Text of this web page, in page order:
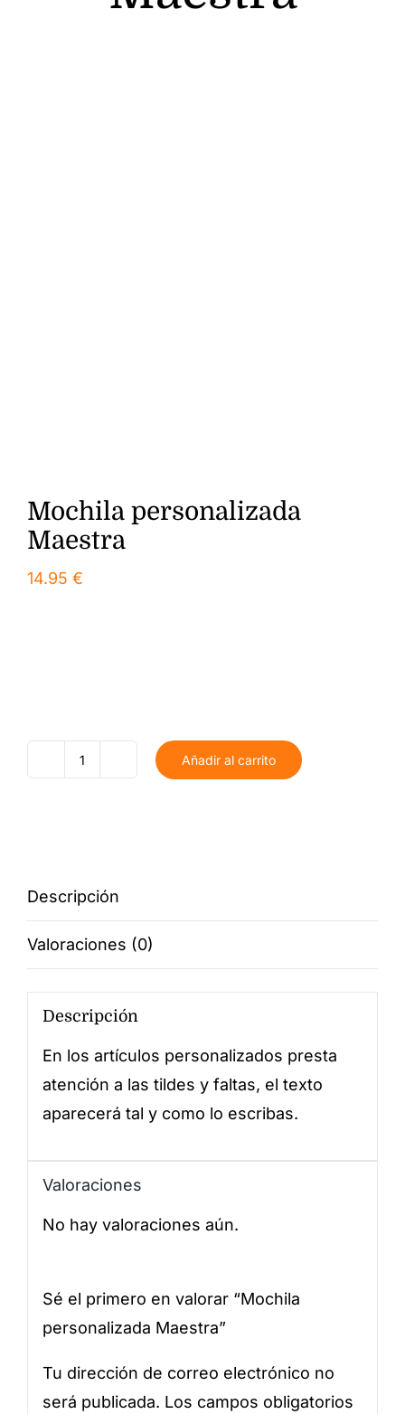
Mochila personalizada
Maestra
14.95 €
Añadir al carrito
Descripción
Valoraciones (0)
Descripción
En los artículos personalizados presta
atención a las tildes y faltas, el texto
aparecerá tal y como lo escribas.
Valoraciones
No hay valoraciones aún.
Sé el primero en valorar “Mochila
personalizada Maestra”
Tu dirección de correo electrónico no
será publicada. Los campos obligatorios